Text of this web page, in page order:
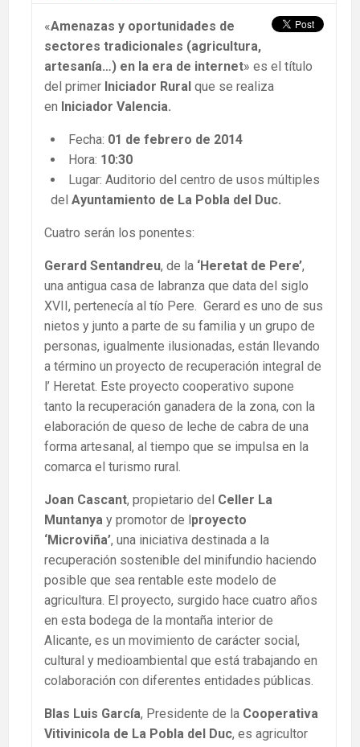
«Amenazas y oportunidades de
sectores tradicionales (agricultura,
artesanía…) en la era de internet» es el título
del primer Iniciador Rural que se realiza
en Iniciador Valencia.
Fecha: 01 de febrero de 2014
Hora: 10:30
Lugar: Auditorio del centro de usos múltiples
del Ayuntamiento de La Pobla del Duc.
Cuatro serán los ponentes:
Gerard Sentandreu, de la ‘Heretat de Pere’,
una antigua casa de labranza que data del siglo
XVII, pertenecía al tío Pere. Gerard es uno de sus
nietos y junto a parte de su familia y un grupo de
personas, igualmente ilusionadas, están llevando
a término un proyecto de recuperación integral de
l’ Heretat. Este proyecto cooperativo supone
tanto la recuperación ganadera de la zona, con la
elaboración de queso de leche de cabra de una
forma artesanal, al tiempo que se impulsa en la
comarca el turismo rural.
Joan Cascant, propietario del Celler La
Muntanya y promotor de lproyecto
‘Microviña’, una iniciativa destinada a la
recuperación sostenible del minifundio haciendo
posible que sea rentable este modelo de
agricultura. El proyecto, surgido hace cuatro años
en esta bodega de la montaña interior de
Alicante, es un movimiento de carácter social,
cultural y medioambiental que está trabajando en
colaboración con diferentes entidades públicas.
Blas Luis García, Presidente de la Cooperativa
Vitivinicola de La Pobla del Duc, es agricultor